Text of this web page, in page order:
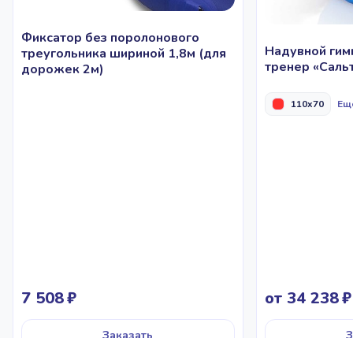
Фиксатор без поролонового
треугольника шириной 1,8м (для
дорожек 2м)
7 508
Надувной
тренер
110x70
от 34 238